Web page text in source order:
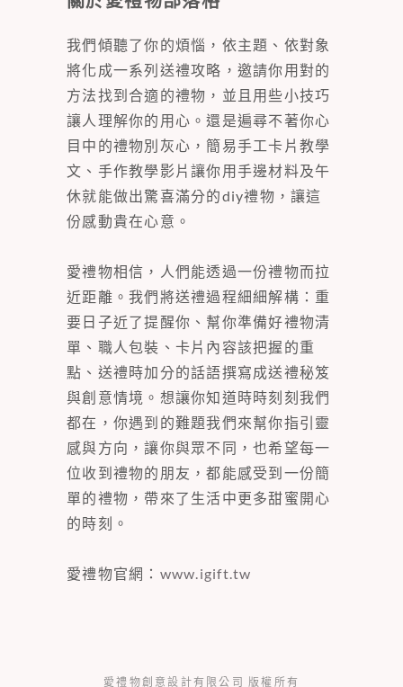
我們傾聽了你的煩惱，依主題、依對象
將化成一系列送禮攻略，邀請你用對的
方法找到合適的禮物，並且用些小技巧
讓人理解你的用心。還是遍尋不著你心
目中的禮物別灰心，簡易手工卡片教學
文、手作教學影片讓你用手邊材料及午
休就能做出驚喜滿分的diy禮物，讓這
份感動貴在心意。
愛禮物相信，人們能透過一份禮物而拉
近距離。我們將送禮過程細細解構：重
要日子近了提醒你、幫你準備好禮物清
單、職人包裝、卡片內容該把握的重
點、送禮時加分的話語撰寫成送禮秘笈
與創意情境。想讓你知道時時刻刻我們
都在，你遇到的難題我們來幫你指引靈
感與方向，讓你與眾不同，也希望每一
位收到禮物的朋友，都能感受到一份簡
單的禮物，帶來了生活中更多甜蜜開心
的時刻。
愛禮物官網： www.igift.tw
愛禮物創意設計有限公司 版權所有